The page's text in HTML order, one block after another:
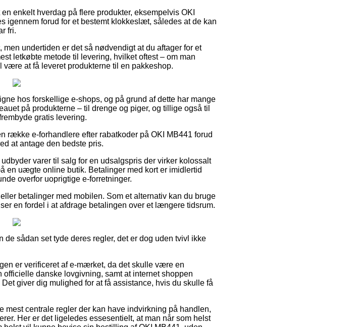
enkelt hverdag på flere produkter, eksempelvis OKI
igennem forud for et bestemt klokkeslæt, således at de kan
fri.
undertiden er det så nødvendigt at du aftager for et
letkøbte metode til levering, hvilket oftest – om man
at få leveret produkterne til en pakkeshop.
hos forskellige e-shops, og på grund af dette har mange
på produkterne – til drenge og piger, og tillige også til
gratis levering.
række e-forhandlere efter rabatkoder på OKI MB441 forud
at antage den bedste pris.
varer til salg for en udsalgspris der virker kolossalt
en uægte online butik. Betalinger med kort er imidlertid
overfor uoprigtige e-forretninger.
betalinger med mobilen. Som et alternativ kan du bruge
en fordel i at afdrage betalingen over et længere tidsrum.
de sådan set tyde deres regler, det er dog uden tvivl ikke
er verificeret af e-mærket, da det skulle være en
danske lovgivning, samt at internet shoppen
giver dig mulighed for at få assistance, hvis du skulle få
mest centrale regler der kan have indvirkning på handlen,
Her er det ligeledes essesentielt, at man når som helst